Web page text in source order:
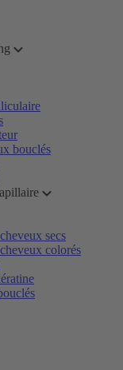
bouclés
secs
colorés